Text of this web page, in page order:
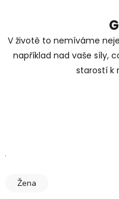
obsah
V životě to nemíváme
například nad vaše síly,
starostí k
Žena